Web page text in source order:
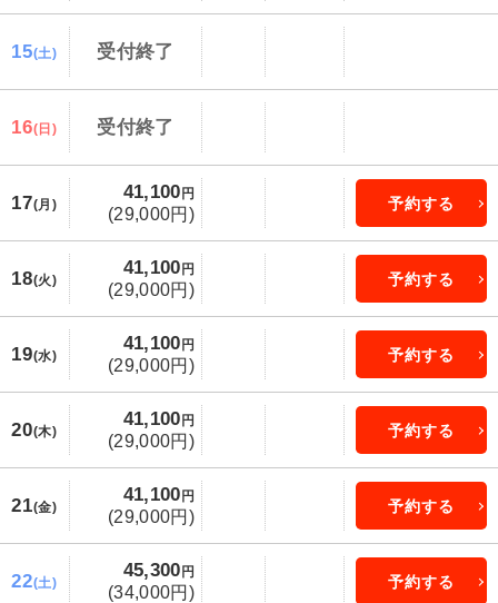
15(土) 受付終了
16(日) 受付終了
17(月)
41,100 円
(29,000円)
予約する
18(火)
41,100 円
(29,000円)
予約する
19(水)
41,100 円
(29,000円)
予約する
20(木)
41,100 円
(29,000円)
予約する
21(金)
41,100 円
(29,000円)
予約する
22(土)
45,300 円
(34,000円)
予約する